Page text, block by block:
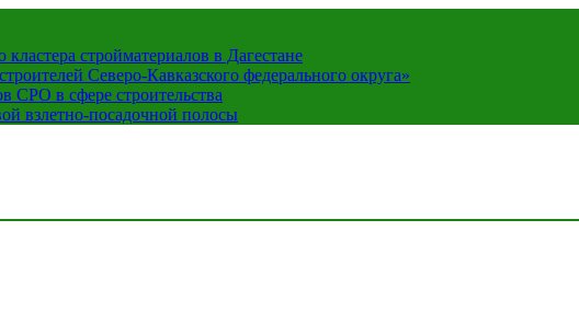
стройматериалов в Дагестане
Северо-Кавказского федерального округа»
СРО в сфере строительства
взлетно-посадочной полосы